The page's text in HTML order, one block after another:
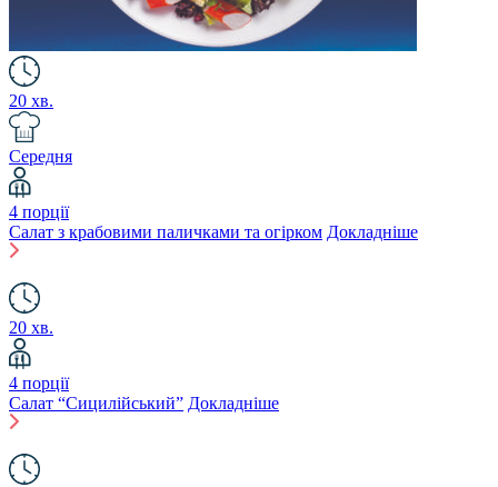
20 хв.
Середня
4 порції
Салат з крабовими паличками та огірком Докладніше
20 хв.
4 порції
Салат “Сицилійський” Докладніше